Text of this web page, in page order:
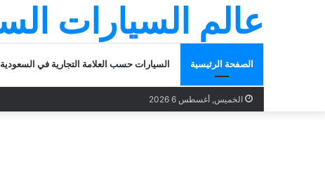
عالم السيارات
الصفحة الرئيسية السيارات حسب العلامة التجارية في السعودية
الخميس, أغسطس 6 2026